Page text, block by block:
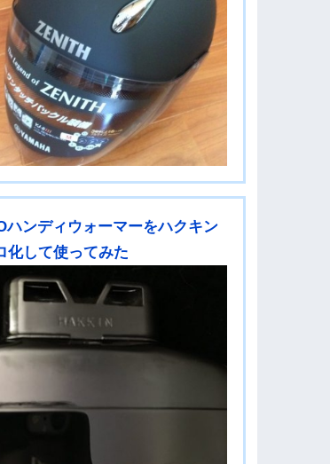
ハンディウォーマーをハクキン
化して使ってみた